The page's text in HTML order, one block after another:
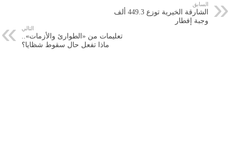
السابق
الشارقة الخيرية توزع 449.3 ألف
وجبة إفطار
التالي
تعليمات من «الطوارئ والأزمات»..
ماذا تفعل حال سقوط شظايا؟